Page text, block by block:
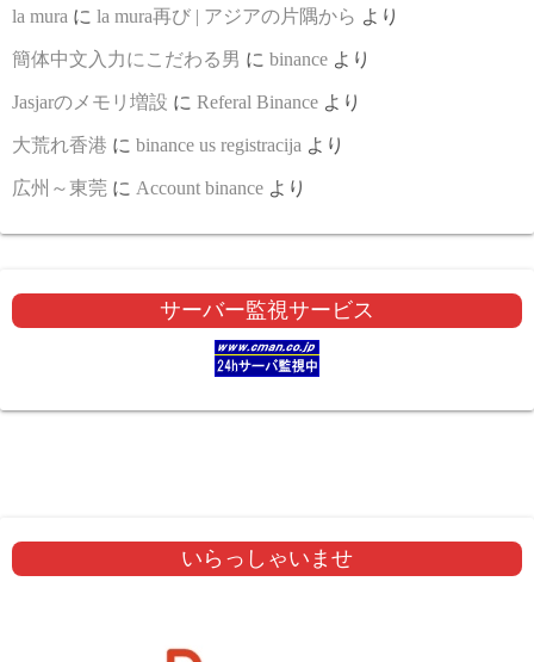
la mura に la mura再び | アジアの片隅から より
簡体中文入力にこだわる男 に binance より
Jasjarのメモリ増設 に Referal Binance より
大荒れ香港 に binance us registracija より
広州～東莞 に Account binance より
サーバー監視サービス
いらっしゃいませ